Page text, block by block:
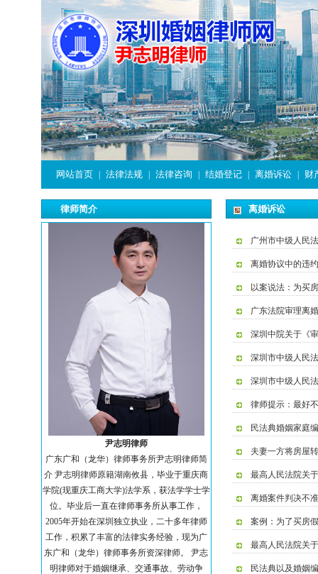
网站首页 法律法规 法律咨询 结婚登记 离婚诉讼 财
律师简介
尹志明律师
广东广和（龙华）律师事务所尹志明律师简
介 尹志明律师原籍湖南攸县，毕业于重庆商
学院(现重庆工商大学)法学系，获法学学士学
位。毕业后一直在律师事务所从事工作，
2005年开始在深圳独立执业，二十多年律师
工作，积累了丰富的法律实务经验，现为广
东广和（龙华）律师事务所资深律师。 尹志
明律师对于婚姻继承、交通事故、劳动争
离婚诉讼
广州市中级人民
离婚协议中的违
以案说法：为买
广东法院审理离
深圳中院关于《
深圳市中级人民
深圳市中级人民
律师提示：最好
民法典婚姻家庭
夫妻一方将房屋
最高人民法院关
离婚案件判决不
案例：为了买房
最高人民法院关
民法典以及婚姻